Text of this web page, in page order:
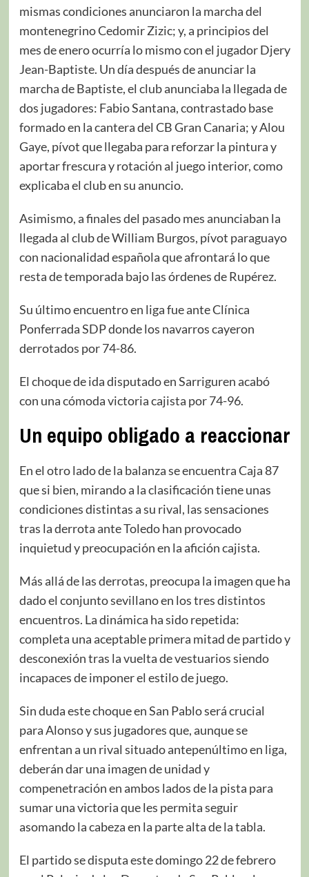
mismas condiciones anunciaron la marcha del
montenegrino Cedomir Zizic; y, a principios del
mes de enero ocurría lo mismo con el jugador Djery
Jean-Baptiste. Un día después de anunciar la
marcha de Baptiste, el club anunciaba la llegada de
dos jugadores: Fabio Santana, contrastado base
formado en la cantera del CB Gran Canaria; y Alou
Gaye, pívot que llegaba para reforzar la pintura y
aportar frescura y rotación al juego interior, como
explicaba el club en su anuncio.
Asimismo, a finales del pasado mes anunciaban la
llegada al club de William Burgos, pívot paraguayo
con nacionalidad española que afrontará lo que
resta de temporada bajo las órdenes de Rupérez.
Su último encuentro en liga fue ante Clínica
Ponferrada SDP donde los navarros cayeron
derrotados por 74-86.
El choque de ida disputado en Sarriguren acabó
con una cómoda victoria cajista por 74-96.
Un equipo obligado a reaccionar
En el otro lado de la balanza se encuentra Caja 87
que si bien, mirando a la clasificación tiene unas
condiciones distintas a su rival, las sensaciones
tras la derrota ante Toledo han provocado
inquietud y preocupación en la afición cajista.
Más allá de las derrotas, preocupa la imagen que ha
dado el conjunto sevillano en los tres distintos
encuentros. La dinámica ha sido repetida:
completa una aceptable primera mitad de partido y
desconexión tras la vuelta de vestuarios siendo
incapaces de imponer el estilo de juego.
Sin duda este choque en San Pablo será crucial
para Alonso y sus jugadores que, aunque se
enfrentan a un rival situado antepenúltimo en liga,
deberán dar una imagen de unidad y
compenetración en ambos lados de la pista para
sumar una victoria que les permita seguir
asomando la cabeza en la parte alta de la tabla.
El partido se disputa este domingo 22 de febrero